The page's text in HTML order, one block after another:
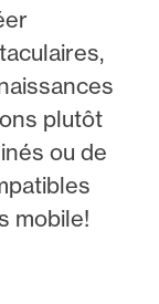
plutôt
ou de
mobile!